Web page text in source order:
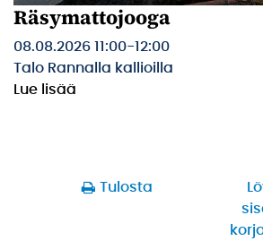
Räsymattojooga
08.08.2026 11:00-12:00
Talo Rannalla kallioilla
Lue lisää
Tulosta